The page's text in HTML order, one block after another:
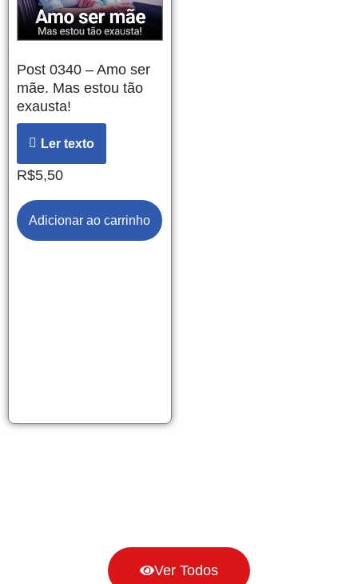
Post 0340 – Amo ser
mãe. Mas estou tão
exausta!
Ler texto
R$5,50
Adicionar ao carrinho
Ver Todos